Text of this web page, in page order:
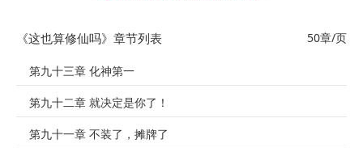
《这也算修仙吗》章节列表 50章/页
第九十三章 化神第一
第九十二章 就决定是你了！
第九十一章 不装了，摊牌了